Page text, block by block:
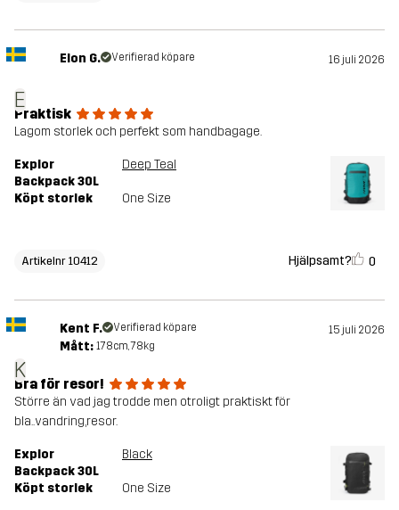
E
Elon G. Verifierad köpare 16 juli 2026
Praktisk
Lagom storlek och perfekt som handbagage.
Explor
Backpack 30L
Deep Teal
Köpt storlek One Size
Artikelnr 10412 Hjälpsamt? 0
K
Kent F. Verifierad köpare 15 juli 2026
Mått: 178cm, 78kg
Bra för resor!
Större än vad jag trodde men otroligt praktiskt för
bla..vandring,resor.
Explor
Backpack 30L
Black
Köpt storlek One Size